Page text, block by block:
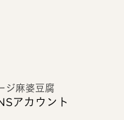
アカウント
ジ麻婆豆腐